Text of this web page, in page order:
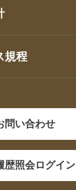
規程
問い合わせ
歴照会ログイン